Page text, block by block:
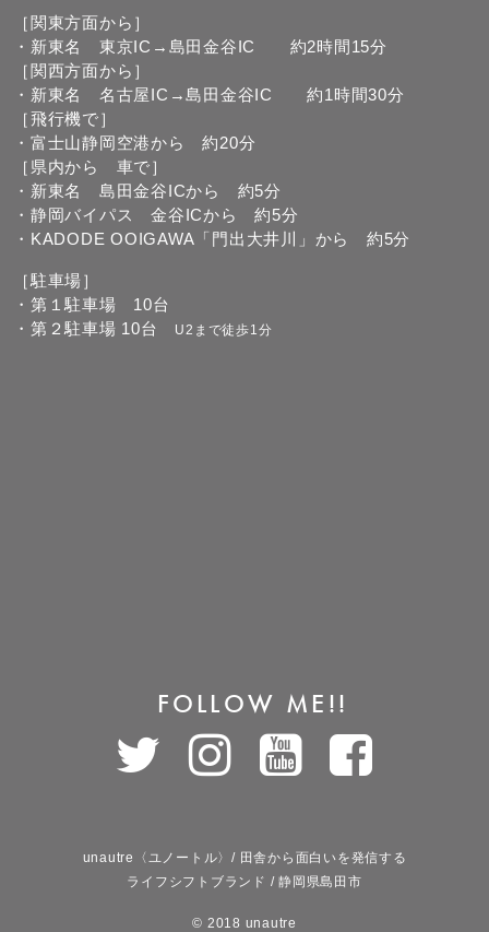
［関東方面から］
・新東名 東京IC→島田金谷IC 約2時間15分
［関西方面から］
・新東名 名古屋IC→島田金谷IC 約1時間30分
［飛行機で］
・富士山静岡空港から 約20分
［県内から 車で］
・新東名 島田金谷ICから 約5分
・静岡バイパス 金谷ICから 約5分
・KADODE OOIGAWA「門出大井川」から 約5分
［駐車場］
・第１駐車場 10台
・第２駐車場 10台
U2まで徒歩1分
FOLLOW ME!!
unautre〈ユノートル〉/ 田舎から面白いを発信する
ライフシフトブランド / 静岡県島田市
© 2018 unautre